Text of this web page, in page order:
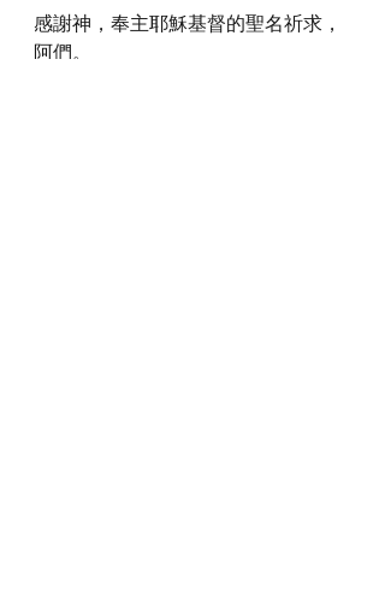
感謝神，奉主耶穌基督的聖名祈求，
阿們。